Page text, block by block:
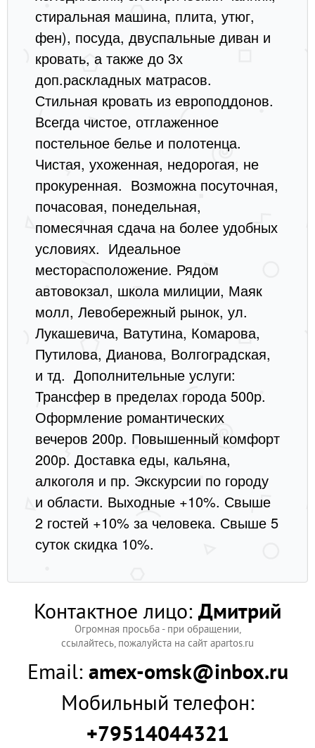
стиральная машина, плита, утюг,
фен), посуда, двуспальные диван и
кровать, а также до 3х
доп.раскладных матрасов.
Стильная кровать из европоддонов.
Всегда чистое, отглаженное
постельное белье и полотенца.
Чистая, ухоженная, недорогая, не
прокуренная. Возможна посуточная,
почасовая, понедельная,
помесячная сдача на более удобных
условиях. Идеальное
месторасположение. Рядом
автовокзал, школа милиции, Маяк
молл, Левобережный рынок, ул.
Лукашевича, Ватутина, Комарова,
Путилова, Дианова, Волгоградская,
и тд. Дополнительные услуги:
Трансфер в пределах города 500р.
Оформление романтических
вечеров 200р. Повышенный комфорт
200р. Доставка еды, кальяна,
алкоголя и пр. Экскурсии по городу
и области. Выходные +10%. Свыше
2 гостей +10% за человека. Свыше 5
суток скидка 10%.
Контактное лицо: Дмитрий
Огромная просьба - при обращении,
ссылайтесь, пожалуйста на сайт apartos.ru
Email:amex-omsk@inbox.ru
Мобильный телефон:
+79514044321